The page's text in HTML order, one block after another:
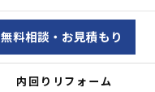
無料相談・お見積もり
内回りリフォーム